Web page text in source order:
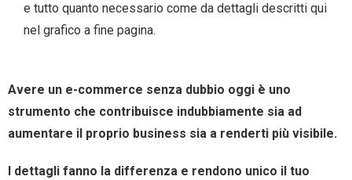
e tutto quanto necessario come da dettagli descritti qui
nel grafico a fine pagina.
Avere un e-commerce senza dubbio oggi è uno
strumento che contribuisce indubbiamente sia ad
aumentare il proprio business sia a renderti più visibile.
I dettagli fanno la differenza e rendono unico il tuo